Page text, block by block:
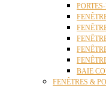
BAIE
FENÊTRES &